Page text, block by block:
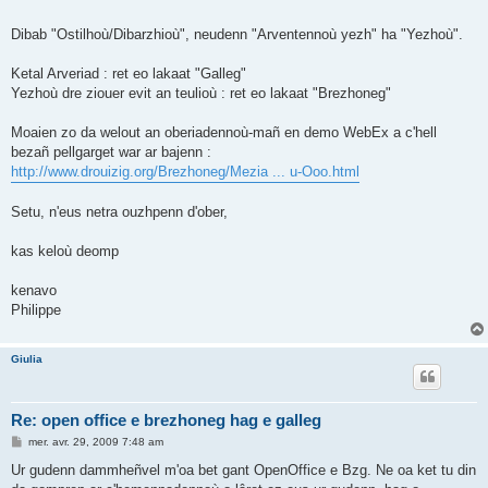
Dibab "Ostilhoù/Dibarzhioù", neudenn "Arventennoù yezh" ha "Yezhoù".
Ketal Arveriad : ret eo lakaat "Galleg"
Yezhoù dre ziouer evit an teulioù : ret eo lakaat "Brezhoneg"
Moaien zo da welout an oberiadennoù-mañ en demo WebEx a c'hell
bezañ pellgarget war ar bajenn :
http://www.drouizig.org/Brezhoneg/Mezia ... u-Ooo.html
Setu, n'eus netra ouzhpenn d'ober,
kas keloù deomp
kenavo
Philippe
Giulia
Re: open office e brezhoneg hag e galleg
M
s
mer. avr. 29, 2009 7:48 am
Ur gudenn dammheñvel m'oa bet gant OpenOffice e Bzg. Ne oa ket tu din